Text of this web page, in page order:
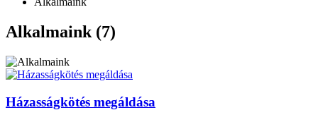
Alkalmaink (7)
Házasságkötés megáldása